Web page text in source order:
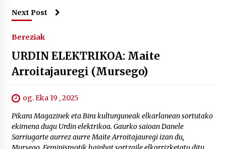
Next Post
Bereziak
URDIN ELEKTRIKOA: Maite
Arroitajauregi (Mursego)
og. Eka 19 , 2025
Pikara Magazinek eta Bira kulturguneak elkarlanean sortutako
ekimena dugu Urdin elektrikoa. Gaurko saioan Danele
Sarriugarte aurrez aurre Maite Arroitajauregi izan du,